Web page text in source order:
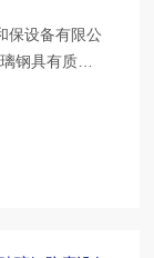
保设备有限公
钢具有质、